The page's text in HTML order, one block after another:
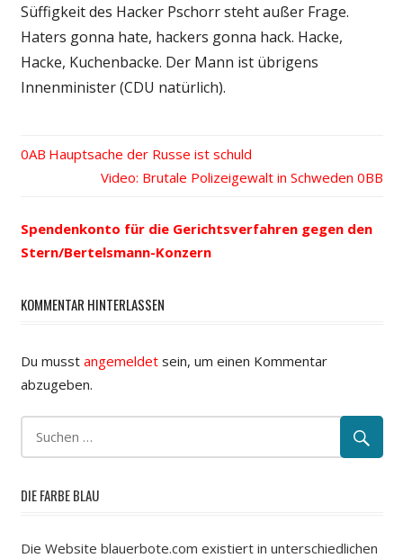
Süffigkeit des Hacker Pschorr steht außer Frage.
Haters gonna hate, hackers gonna hack. Hacke,
Hacke, Kuchenbacke. Der Mann ist übrigens
Innenminister (CDU natürlich).
Beitrags-
Vorheriger
Hauptsache der Russe ist schuld
Nächster
Video: Brutale Polizeigewalt in Schweden
Spendenkonto für die Gerichtsverfahren gegen den
Stern/Bertelsmann-Konzern
KOMMENTAR HINTERLASSEN
Du musst angemeldetsein, um einen Kommentar
abzugeben.
DIE FARBE BLAU
Die Website blauerbote.com existiert in unterschiedlichen